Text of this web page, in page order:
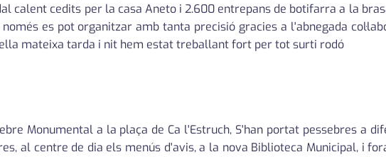
calent cedits per la casa Aneto i 2.600 entrepans de botifarra a la
es pot organitzar amb tanta precisió gracies a l'abnegada
mateixa tarda i nit hem estat treballant fort per tot surti rodó
Monumental a la plaça de Ca l'Estruch, S'han portat pessebres a
al centre de dia els menús d'avis, a la nova Biblioteca Municipal, i